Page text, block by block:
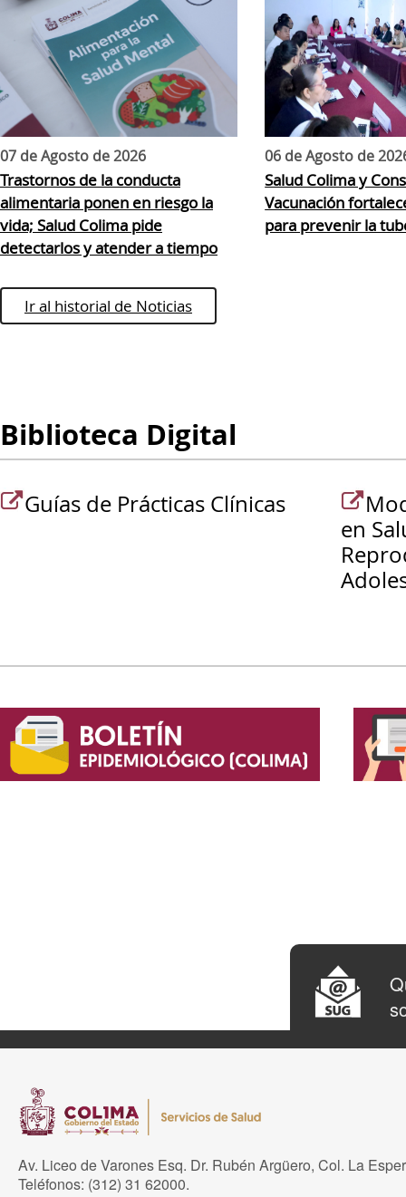
07 de Agosto de 2026
Trastornos de la conducta
alimentaria ponen en riesgo la
vida; Salud Colima pide
detectarlos y atender a tiempo
06 de Agosto de
Salud Colima y
Vacunación
para prevenir la
Ir al historial de Noticias
Biblioteca Digital
Guías de Prácticas Clínicas
en
Av. Liceo de Varones Esq. Dr. Rubén Argüero, Col. La
Teléfonos: (312) 31 62000.